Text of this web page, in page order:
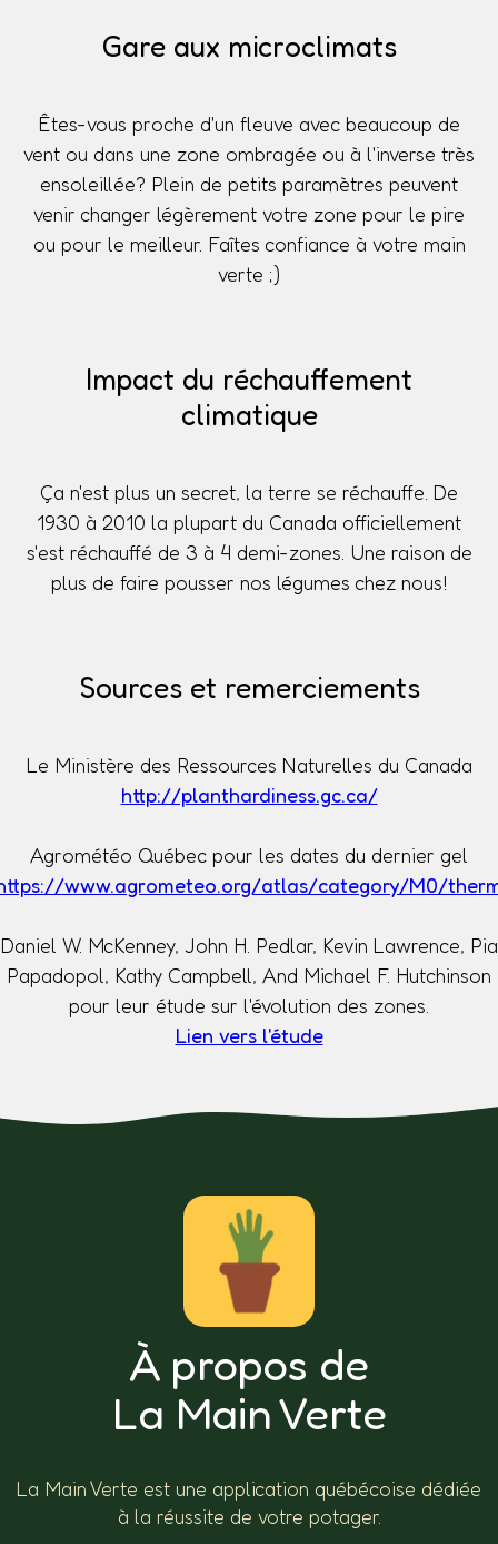
Gare aux microclimats
Êtes-vous proche d'un fleuve avec beaucoup de
vent ou dans une zone ombragée ou à l'inverse très
ensoleillée? Plein de petits paramètres peuvent
venir changer légèrement votre zone pour le pire
ou pour le meilleur. Faîtes confiance à votre main
verte ;)
Impact du réchauffement
climatique
Ça n'est plus un secret, la terre se réchauffe. De
1930 à 2010 la plupart du Canada officiellement
s'est réchauffé de 3 à 4 demi-zones. Une raison de
plus de faire pousser nos légumes chez nous!
Sources et remerciements
Le Ministère des Ressources Naturelles du Canada
http://planthardiness.gc.ca/
Agrométéo Québec pour les dates du dernier gel
www.agrometeo.org/atlas/category/M0/
Daniel W. McKenney, John H. Pedlar, Kevin Lawrence, Pia
Papadopol, Kathy Campbell, And Michael F. Hutchinson
pour leur étude sur l'évolution des zones.
Lien vers l'étude
À propos de
La Main Verte
La Main Verte est une application québécoise dédiée
à la réussite de votre potager.